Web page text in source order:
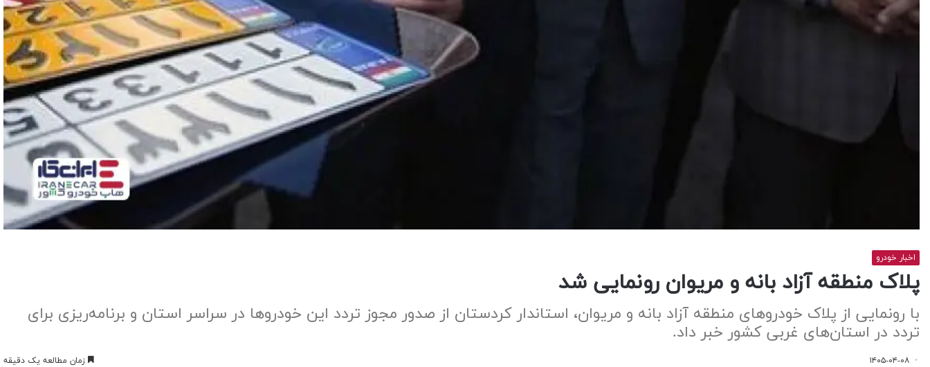
اخبار خودرو
پلاک منطقه آزاد بانه و مریوان رونمایی شد
با رونمایی از پلاک خودروهای منطقه آزاد بانه و مریوان، استاندار کردستان از صدور مجوز تردد این خودروها در سراسر استان و برنامه‌ریزی برای
تردد در استان‌های غربی کشور خبر داد.
۱۴۰۵-۰۴-۰۸ زمان مطالعه یک دقیقه